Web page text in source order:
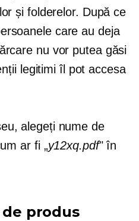
și folderelor. După ce
care au deja
nu vor putea găsi
legitimi îl pot accesa
alegeți nume de
ar fi „y12xq.pdf" în
produs